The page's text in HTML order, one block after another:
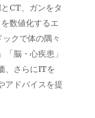
CT、ガンをタ
数値化するエ
クで体の隅々
脳・心疾患」
、さらにITを
アドバイスを提